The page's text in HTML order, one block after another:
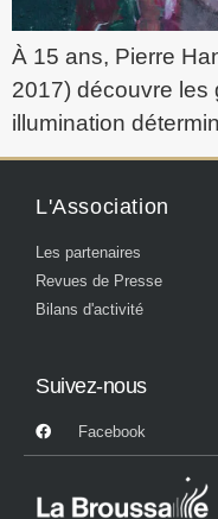
À 15 ans, Pierre
2017) découvre les
illumination
L'Association
Les partenaires
Revues de Presse
Bilans d'activité
Suivez-nous
Facebook